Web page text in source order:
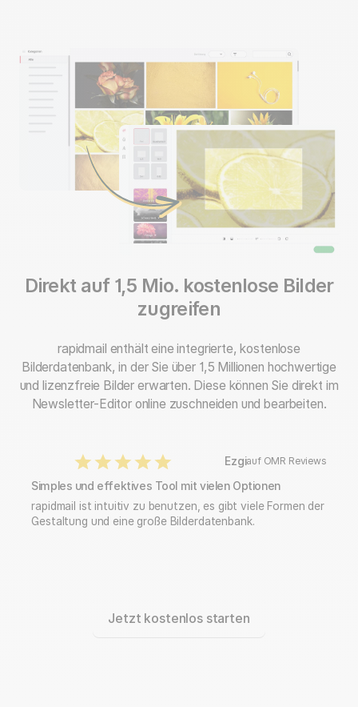
Direkt auf 1,5 Mio. kostenlose Bilder
zugreifen
rapidmail enthält eine integrierte, kostenlose
Bilderdatenbank, in der Sie über 1,5 Millionen hochwertige
und lizenzfreie Bilder erwarten. Diese können Sie direkt im
Newsletter-Editor online zuschneiden und bearbeiten.
Ezgiauf OMR Reviews
Simples und effektives Tool mit vielen Optionen
rapidmail ist intuitiv zu benutzen, es gibt viele Formen der
Gestaltung und eine große Bilderdatenbank.
Jetzt kostenlos starten